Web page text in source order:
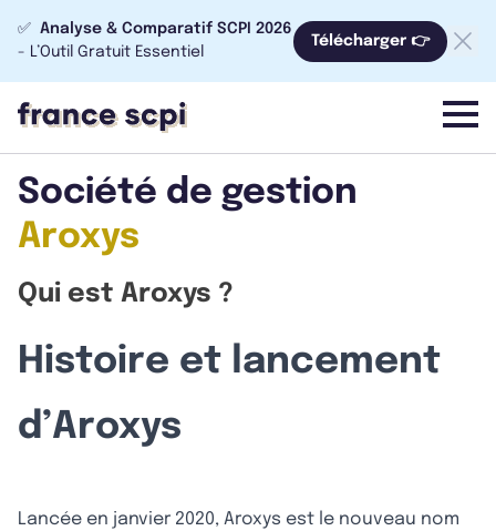
✅ Analyse & Comparatif SCPI 2026
- L’Outil Gratuit Essentiel
Télécharger 👉
menu
Société de gestion
Aroxys
Qui est Aroxys ?
Histoire et lancement
d’Aroxys
Lancée en janvier 2020, Aroxys est le nouveau nom